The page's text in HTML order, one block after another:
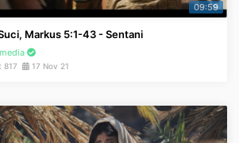
09:59
Markus 5:1-43 - Sentani
817 17 Nov 21